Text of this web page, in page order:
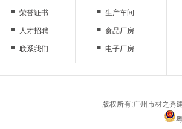
■ 荣誉证书
■
人才招聘
■ 联系我们
■ 生产车间
■ 食品厂房
■ 电子厂房
停车场
版权所有:广州市材之